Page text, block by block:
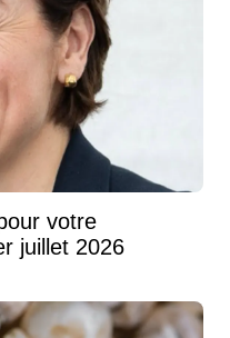
votre
juillet 2026